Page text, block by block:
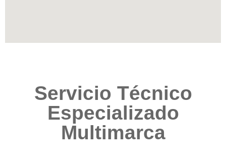
Servicio Técnico
Especializado
Multimarca